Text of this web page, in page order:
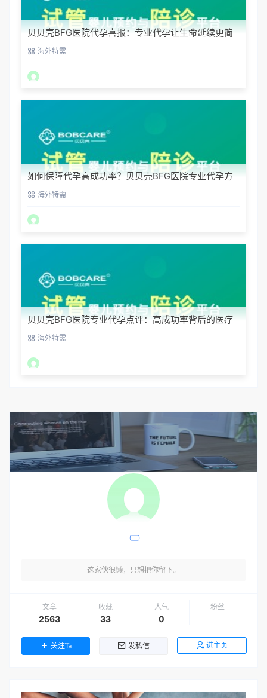
贝贝壳BFG医院代孕喜报：专业代孕让生命延续更简
单 海外特需
如何保障代孕高成功率？贝贝壳BFG医院专业代孕方
案解析
海外特需
贝贝壳BFG医院专业代孕点评：高成功率背后的医疗
神话海外特需
这家伙很懒，只想把你留下。
文章
2563
收藏
33
人气
0
粉丝
关注Ta 发私信 进主页